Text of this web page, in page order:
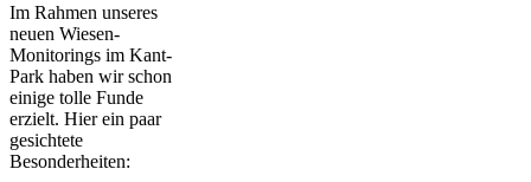
Im Rahmen unseres
neuen Wiesen-
Monitorings im Kant-
Park haben wir schon
einige tolle Funde
erzielt. Hier ein paar
gesichtete
Besonderheiten: